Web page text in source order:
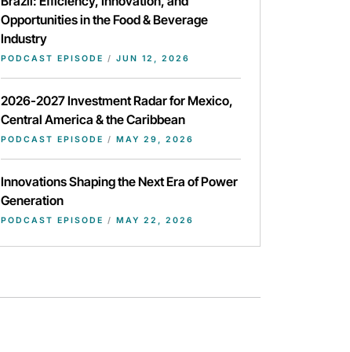
Opportunities in the Food & Beverage
Industry
PODCAST EPISODE / JUN 12, 2026
2026-2027 Investment Radar for Mexico,
Central America & the Caribbean
PODCAST EPISODE / MAY 29, 2026
Innovations Shaping the Next Era of Power
Generation
PODCAST EPISODE / MAY 22, 2026